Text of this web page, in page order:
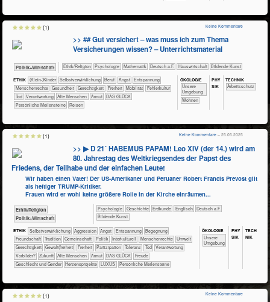
>> ## Gut versichert – was muss ich zum Thema
Versicherungen wissen? – Unterrichtsmaterial
​​​​​​​​​Politik+​Wirtschaft ​​​​​​​​​​Ethik/​Religion ​​​​​​​​​​Psychologie ​​​​​​Mathematik ​​​Deutsch a.F. ​Haus­wirtschaft Bildende Kunst
ETHIK (Klein-)Kinder ​​​​​​​​​​​​​​​​​​​​​​​​​​​​​​​​​​​​​​​​Selbst­verwirklichung ​​​​​​​​​​​​​​​Beruf ​​​​​​​​​​​​​Angst
​​​​​​​​​​​​​Entspannung
​​​​​​​Menschenrechte
​​​​​​Gesundheit ​​​​Gerechtigkeit ​​​Freiheit ​​​Mobilität
​​Fehlerkultur
​​Tod
​​Verantwortung Alte Menschen Armut
DAS GLÜCK
Persönliche Meilensteine
Reisen
ÖKO​LOGIE
​​​​​​​​​​​​​Unsere
Umgebung
​​​​Wohnen
PHY​
SIK
TECH​NIK
​​​​​​Arbeitsschutz
Keine Kommentare
(1)
>> ▶ D 21´ HABEMUS PAPAM! Leo XIV (der 14.) wird am
80. Jahrestag des Weltkriegsendes der Papst des
Friedens, der Teilhabe und der einfachen Leute!
Wir haben einen Vater! Der US-Amerikaner und Peruaner Robert Francis Prevost gilt
als heftiger TRUMP-Kritiker.
Frauen wird er wohl keine größere Rolle in der Kirche einräumen...
​​​​​​​​​​Ethik/​Religion
​​​​​​​​​Politik+​Wirtschaft
​​​​​​​​​​Psychologie ​​​​​​​​Geschichte ​​​​​Erdkunde ​​​​Englisch
​​​Deutsch a.F.
Bildende Kunst
ETHIK ​​​​​​​​​​​​​​​​​​​​​​​​​​​​​​​​​​​​​​​​Selbst­verwirklichung ​​​​​​​​​​​​​Aggression ​​​​​​​​​​​​​Angst ​​​​​​​​​​​​​Entspannung
​​​​​​​​​​​​Begegnung
​​​​​​​​​​​​Freundschaft
​​​​​​​​​​​Tradition ​​​​​​​​​​Gemeinschaft ​​​​​​​​​Politik ​​​​​​​​Interkulturell ​​​​​​​Menschenrechte
​​​​​Umwelt
​​​​Gerechtigkeit
​​​​Gewalt(freiheit) ​​​Freiheit ​​​Partizipation ​​​Toleranz ​​Tod
​​Verantwortung
​​Vorbilder?
​Zukunft Alte Menschen Armut DAS GLÜCK
Freude
Geschlecht und Gender
Herzensprojekte LUXUS Persönliche Meilensteine
ÖKO​LOGIE
​​​​​​​​​​​​​Unsere
Umgebung
PHY​
SIK
TECH​
NIK
Keine Kommentare – 25.05.2025
(1)
Keine Kommentare
(1)